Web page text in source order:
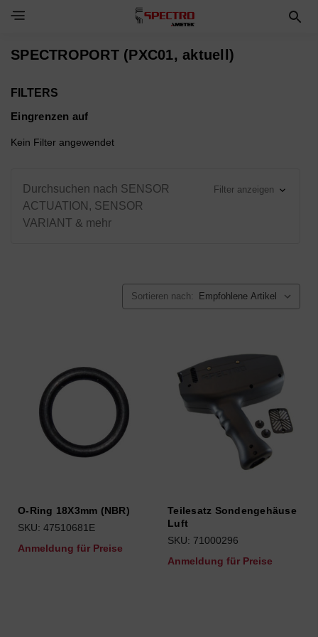
Toggle Navigation Menu
SPECTROPORT (PXC01, aktuell)
FILTERS
Eingrenzen auf
Kein Filter angewendet
Durchsuchen nach SENSOR
ACTUATION, SENSOR
VARIANT & mehr
Filter anzeigen
Sortieren nach:
O-Ring 18X3mm (NBR)
SKU: 47510681E
Anmeldung für Preise
Teilesatz Sondengehäuse
Luft
SKU: 71000296
Anmeldung für Preise